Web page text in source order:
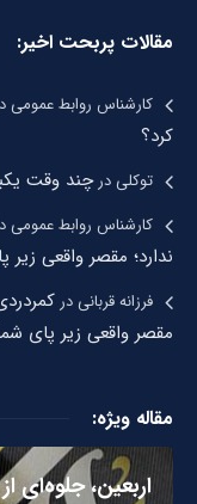
مقالات پربحت اخیر:
کارشناس روابط عمومی
کرد؟
توکلیدرچند وقت
کارشناس روابط عمومی
ندارد؛ مقصر واقعی
فرزانه قربانیدر
مقصر واقعی زیر پای
مقاله ویژه:
اربعین، جلوه‌ای